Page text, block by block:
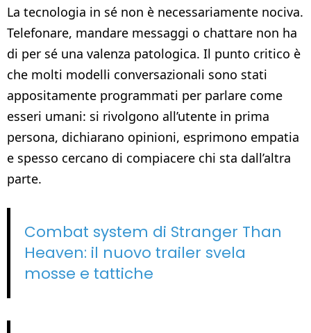
La tecnologia in sé non è necessariamente nociva.
Telefonare, mandare messaggi o chattare non ha
di per sé una valenza patologica. Il punto critico è
che molti modelli conversazionali sono stati
appositamente programmati per parlare come
esseri umani: si rivolgono all’utente in prima
persona, dichiarano opinioni, esprimono empatia
e spesso cercano di compiacere chi sta dall’altra
parte.
Combat system di Stranger Than
Heaven: il nuovo trailer svela
mosse e tattiche